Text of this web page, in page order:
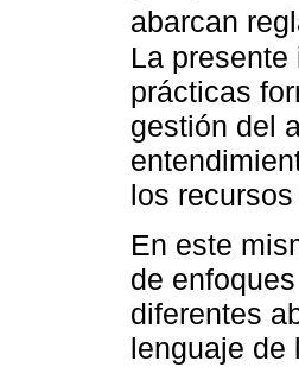
abarcan
La
prácticas
gestión del
los
En este
de
diferentes
lenguaje de